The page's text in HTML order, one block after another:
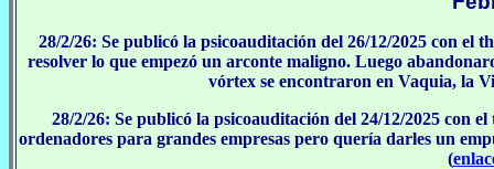
28/2/26: Se publicó la psicoauditación del 26/12/2025 con
resolver lo que empezó un arconte maligno. Luego
vórtex se encontraron en Vaquia, la
28/2/26: Se publicó la psicoauditación del 24/12/2025 con
ordenadores para grandes empresas pero quería darles un
(